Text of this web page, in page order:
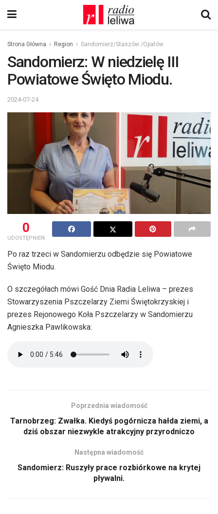
Strona Główna Region Sandomierz/Staszów /Opatów
Sandomierz: W niedzielę III
Powiatowe Święto Miodu.
2024-07-24
0
UDOSTĘPNIEŃ
Po raz trzeci w Sandomierzu odbędzie się Powiatowe
Święto Miodu.
O szczegółach mówi Gość Dnia Radia Leliwa – prezes
Stowarzyszenia Pszczelarzy Ziemi Świętokrzyskiej i
prezes Rejonowego Koła Pszczelarzy w Sandomierzu
Agnieszka Pawlikowska:
Poprzednia wiadomość
Tarnobrzeg: Zwałka. Kiedyś pogórnicza hałda ziemi, a
dziś obszar niezwykle atrakcyjny przyrodniczo
Następna wiadomość
Sandomierz: Ruszyły prace rozbiórkowe na krytej
pływalni.